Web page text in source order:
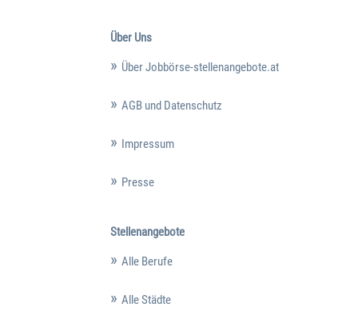
Über Uns
Über Jobbörse-stellenangebote.at
AGB und Datenschutz
Impressum
Presse
Stellenangebote
Alle Berufe
Alle Städte